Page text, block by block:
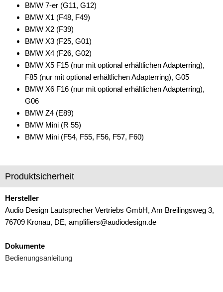
für Nissan
für Opel
für Peugeot
für Renault
für Seat
für Skoda
für Smart
für Toyota
Multimedia
Navigationssoftware
Navigationssysteme
BMW 7-er (G11, G12)
BMW X1 (F48, F49)
BMW X2 (F39)
BMW X3 (F25, G01)
BMW X4 (F26, G02)
BMW X5 F15 (nur mit optional erhältlichen Adapterring),
F85 (nur mit optional erhältlichen Adapterring), G05
BMW X6 F16 (nur mit optional erhältlichen Adapterring),
G06
BMW Z4 (E89)
BMW Mini (R 55)
BMW Mini (F54, F55, F56, F57, F60)
Produktsicherheit
Hersteller
Audio Design Lautsprecher Vertriebs GmbH, Am Breilingsweg 3,
76709 Kronau, DE, amplifiers@audiodesign.de
Dokumente
Bedienungsanleitung